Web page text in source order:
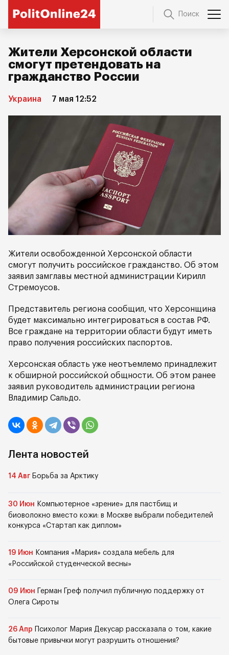
Поиск
Жители Херсонской области
смогут претендовать на
гражданство России
Украина 7 мая 12:52
Жители освобожденной Херсонской области
смогут получить российское гражданство. Об этом
заявил замглавы местной администрации Кирилл
Стремоусов.
Представитель региона сообщил, что Херсонщина
будет максимально интегрироваться в состав РФ.
Все граждане на территории области будут иметь
право получения российских паспортов.
Херсонская область уже неотъемлемо принадлежит
к обширной российской общности. Об этом ранее
заявил руководитель администрации региона
Владимир Сальдо.
Лента новостей
14 Авг Борьба за Арктику
30 Июн Компьютерное «зрение» для пастбищ и
биоволокно вместо кожи: в Москве выбрали победителей
конкурса «Стартап как диплом»
19 Июн Компания «Мария» создала мебель для
«Российской студенческой весны»
09 Июн
Герман Греф получил публичную поддержку от
Олега Сироты
26 Апр
Психолог Мария Декусар рассказала о том, какие
бытовые привычки могут разрушить отношения?